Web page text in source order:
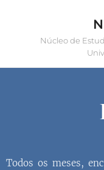
Núcleo de
Todos os meses,